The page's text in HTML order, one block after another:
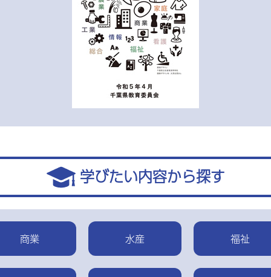
学びたい内容から探す
商業 水産 福祉